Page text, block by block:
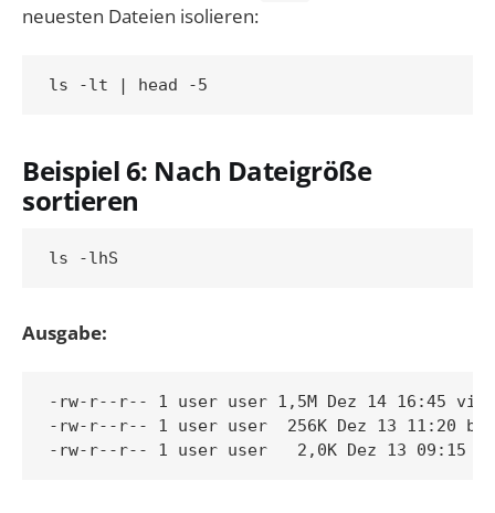
neuesten Dateien isolieren:
Beispiel 6: Nach Dateigröße
sortieren
Ausgabe:
-rw-r--r-- 1 user user 1,5M Dez 14 16:45
-rw-r--r-- 1 user user  256K Dez 13 11:20